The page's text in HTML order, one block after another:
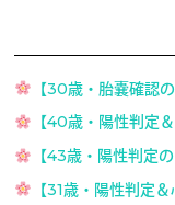
【30歳・胎嚢確認の
【40歳・陽性判定
【43歳・陽性判定の
【31歳・陽性判定